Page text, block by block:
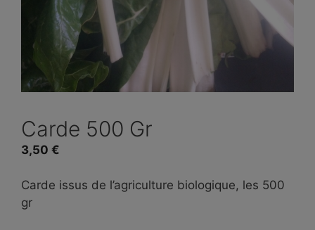
Carde 500 Gr
3,50 €
Carde issus de l’agriculture biologique, les 500
gr